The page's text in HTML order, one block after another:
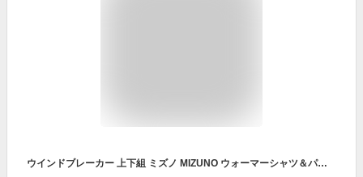
ウインドブレーカー 上下組 ミズノ MIZUNO ウォーマーシャツ＆パンツ 上下セット/ブレスサーモ ミズノ ウィンドブレーカー 上下 テニス ソフトテニス 軟式テニス バドミントン ウィンドブレーカー 上下組 男女兼用 ウインドブレーカー ソフトテニス ウェア 秋冬